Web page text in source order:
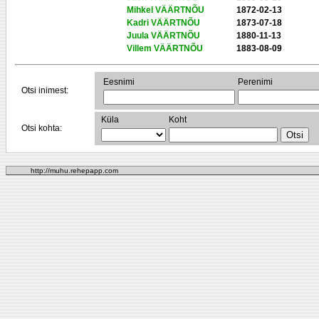
Mihkel VÄÄRTNÕU
1872-02-13
Kadri VÄÄRTNÕU
1873-07-18
Juula VÄÄRTNÕU
1880-11-13
Villem VÄÄRTNÕU
1883-08-09
Otsi inimest:
Eesnimi Perenimi
Otsi kohta:
Küla Koht
http://muhu.rehepapp.com